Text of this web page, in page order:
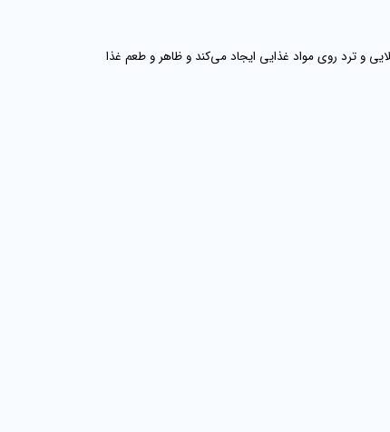
و ترد روی مواد غذایی ایجاد می‌کند و ظاهر و طعم غذا